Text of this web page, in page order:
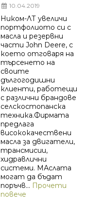
10.04.2019
Ником-ЛТ увеличи
портфолиото си с
масла и резервни
части John Deere, с
което отговаря на
търсенето на
своите
дългогодишни
клиенти, работещи
с различни брандове
селскостопанска
техника.Фирмата
предлага
висококачествени
масла за двигатели,
трансмисии,
хидравлични
системи. МАслата
могат да бъдат
поръчв... Прочети
повече